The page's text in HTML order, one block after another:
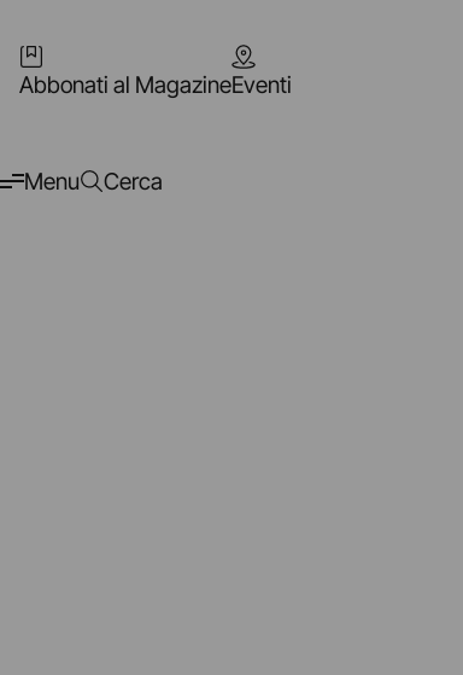
Abbonati al MagazineEventi
Menu Cerca